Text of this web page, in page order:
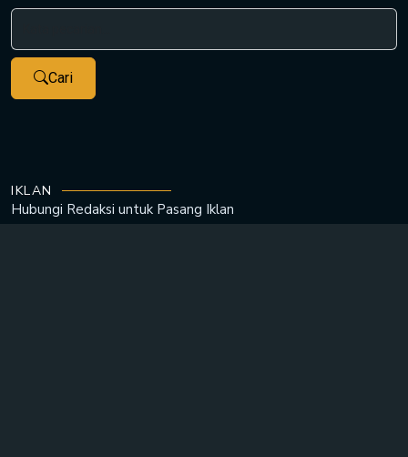
Cari
IKLAN
Hubungi Redaksi untuk Pasang Iklan